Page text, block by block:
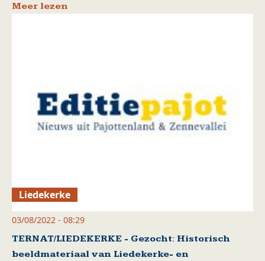
Meer lezen
Liedekerke
03/08/2022 - 08:29
TERNAT/LIEDEKERKE - Gezocht: Historisch
beeldmateriaal van Liedekerke- en